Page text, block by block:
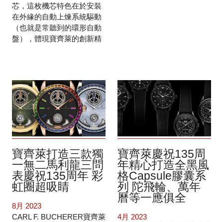
芯，這枚機芯特色在於安裝
在外緣的自動上煉系統驅動
（也就是常聽到的環形自動
盤），體現寶齊萊的創新精
寶齊萊打造三款獨
一無二馬利龍三問
表慶祝135周年 彩
虹圈超吸睛
8月 2023
CARL F. BUCHERER寶齊萊
寶齊萊慶祝135周
年精心打造全黑風
格Capsule膠囊系
列 陀飛輪、萬年
曆等一應俱全
4月 2023